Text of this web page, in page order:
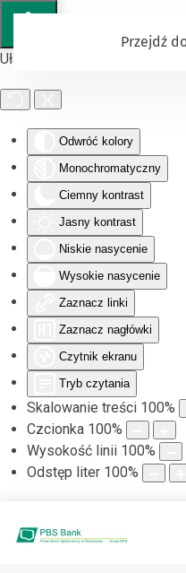
Ułatwienia dostępu
Odwróć kolory
Monochromatyczny
Ciemny kontrast
Jasny kontrast
Niskie nasycenie
Wysokie nasycenie
Zaznacz linki
Zaznacz nagłówki
Czytnik ekranu
Tryb czytania
Skalowanie treści 100%
Czcionka 100%
Wysokość linii 100%
Odstęp liter 100%
Przejdź